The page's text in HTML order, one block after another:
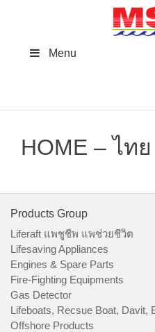
Menu
HOME – ไทย
Products Group
Liferaft แพชูชีพ แพช่วยชีวิต
Lifesaving Appliances
Engines & Spare Parts
Fire-Fighting Equipments
Gas Detector
Lifeboats, Recsue Boat, Davit,
Offshore Products